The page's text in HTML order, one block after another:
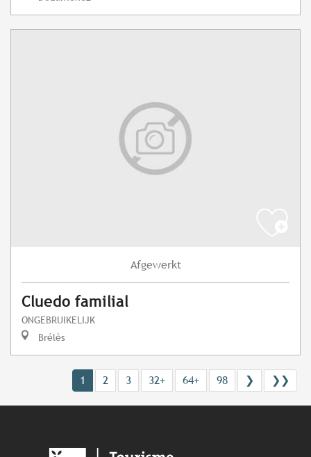
Afgewerkt
Cluedo familial
ONGEBRUIKELIJK
Brélès
1 2 3 32+ 64+ 98 ❯ ❯❯